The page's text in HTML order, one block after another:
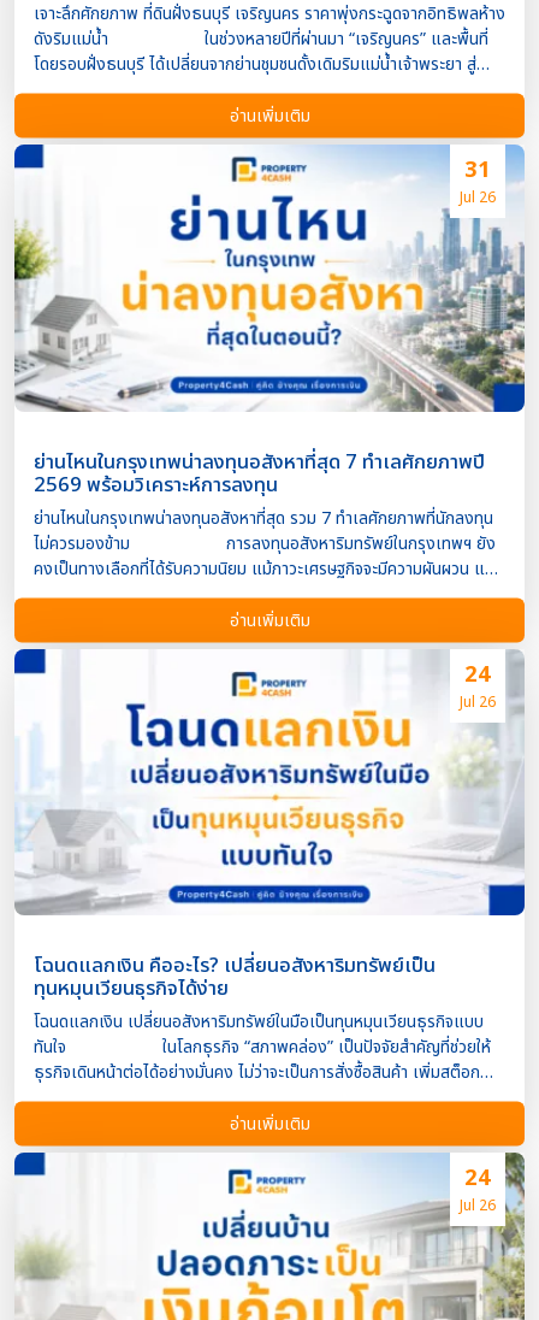
เจาะลึกศักยภาพ ที่ดินฝั่งธนบุรี เจริญนคร ราคาพุ่งกระฉูดจากอิทธิพลห้าง
ดังริมแม่น้ำ ในช่วงหลายปีที่ผ่านมา “เจริญนคร” และพื้นที่
โดยรอบฝั่งธนบุรี ได้เปลี่ยนจากย่านชุมชนดั้งเดิมริมแม่น้ำเจ้าพระยา สู่
ทำเลอสังหาริมทรัพย์ระดับพรีเมียมที่ได้รับความสนใจจากทั้งนักลงทุน ผู้
พัฒนาโครงการ และผู้ซื้อที่อยู่อาศัยอย่างต่อเนื่อง หนึ่งใน
ปัจจัยสำคัญคือการเกิดขึ้นของเมกะโปรเจกต์ริมแม่น้ำ ซึ่งช่วยยกระดับภาพ
ลักษณ์ของพื้นที่ให้กลายเป็นแลนด์มาร์กระดับโลก พร้อมทั้งดึงดูดเม็ดเงิน
ลงทุนในโครงการคอนโดมิเนียม โรงแรม อาคารสำนักงาน และโครงการ
มิกซ์ยูสตามมาอย่างต่อเนื่อง ส่งผลให้ราคาที่ดินในย่านเจริญนครและฝั่ง
ธนบุรีปรับตัวเพิ่มขึ้นอย่างมีนัยสำคัญ ทำไม “เจริญนคร” จึงกลายเป็น
ทำเลทองแห่งใหม่ของกรุงเทพฯ ความเปลี่ยนแปลงของ
พื้นที่ไม่ได้เกิดจากปัจจัยเพียงด้านเดียว แต่เป็นผลจากการพัฒนาเมืองใน
หลายมิติ ได้แก่ เมกะโปรเจกต์ริมแม่น้ำเป็นแรงดึงดูดการลงทุน การ
พัฒนาโครงการศูนย์การค้าขนาดใหญ่ริมแม่น้ำเจ้าพระยา ได้เปลี่ยนภาพ
ลักษณ์ของย่านเจริญนคร […]
อ่านเพิ่มเติม
31
Jul 26
ย่านไหนในกรุงเทพน่าลงทุนอสังหาที่สุด 7 ทำเลศักยภาพปี
2569 พร้อมวิเคราะห์การลงทุน
ย่านไหนในกรุงเทพน่าลงทุนอสังหาที่สุด รวม 7 ทำเลศักยภาพที่นักลงทุน
ไม่ควรมองข้าม การลงทุนอสังหาริมทรัพย์ในกรุงเทพฯ ยัง
คงเป็นทางเลือกที่ได้รับความนิยม แม้ภาวะเศรษฐกิจจะมีความผันผวน แต่
“ทำเล” ยังคงเป็นปัจจัยสำคัญที่สุดที่กำหนดทั้งมูลค่าในอนาคตและผล
ตอบแทนจากการปล่อยเช่า หากคุณกำลังมองหาคอนโดหรือ
บ้านเพื่อการลงทุน บทความนี้รวบรวม 7 ทำเลเด่นของกรุงเทพฯ ที่มี
ศักยภาพในการเติบโต ทั้งด้านราคา ความต้องการเช่า และการพัฒนา
โครงสร้างพื้นฐานอย่างต่อเนื่อง โดยย่านที่ได้รับความสนใจมักเป็นพื้นที่
ใกล้รถไฟฟ้า ศูนย์ธุรกิจ และโครงการมิกซ์ยูสขนาดใหญ่ ซึ่งช่วยสนับสนุน
ทั้งการเติบโตของราคาและอุปสงค์ด้านการเช่าในระยะยาว ปัจจัยที่ควร
พิจารณาก่อนเลือกทำเลลงทุน ก่อนตัดสินใจซื้ออสังหาริมทรัพย์ ควร
ประเมินปัจจัยต่อไปนี้ ใกล้รถไฟฟ้า BTS หรือ MRT มีแหล่งงานและ
อาคารสำนักงาน รายล้อมด้วยห้าง โรงพยาบาล และสถานศึกษา มี
โครงการพัฒนาเมืองหรือโครงสร้างพื้นฐานใหม่ ความต้องการเช่าสูงและ
มีอัตราผลตอบแทนที่เหมาะสม พระราม 9 – New CBD ของกรุงเทพฯ
พระราม 9 ยังคงเป็ […]
อ่านเพิ่มเติม
24
Jul 26
โฉนดแลกเงิน คืออะไร? เปลี่ยนอสังหาริมทรัพย์เป็น
ทุนหมุนเวียนธุรกิจได้ง่าย
โฉนดแลกเงิน เปลี่ยนอสังหาริมทรัพย์ในมือเป็นทุนหมุนเวียนธุรกิจแบบ
ทันใจ ในโลกธุรกิจ “สภาพคล่อง” เป็นปัจจัยสำคัญที่ช่วยให้
ธุรกิจเดินหน้าต่อได้อย่างมั่นคง ไม่ว่าจะเป็นการสั่งซื้อสินค้า เพิ่มสต็อก
ขยายกิจการ ลงทุนในเครื่องจักร หรือรองรับค่าใช้จ่ายฉุกเฉิน การมีเงิน
ทุนหมุนเวียนที่เพียงพอจึงเป็นสิ่งที่ผู้ประกอบการไม่ควรมองข้าม
สำหรับเจ้าของธุรกิจที่มีบ้าน ที่ดิน อาคารพาณิชย์ หรือ
อสังหาริมทรัพย์ที่ปลอดภาระ โฉนดแลกเงิน เป็นอีกหนึ่งทางเลือกในการ
เพิ่มสภาพคล่อง โดยเปลี่ยนมูลค่าของทรัพย์สินให้กลายเป็นเงินทุนก้อน
ใหญ่ได้อย่างรวดเร็ว โดยไม่จำเป็นต้องขายทรัพย์สินที่ถือครองอยู่ โฉนด
แลกเงินคืออะไร? โฉนดแลกเงินคือ สินเชื่อที่นำโฉนดที่ดิน
หรือเอกสารสิทธิ์ของอสังหาริมทรัพย์มาใช้เป็นหลักประกันในการขอวงเงิน
สินเชื่อ ผู้กู้ยังคงเป็นเจ้าของทรัพย์สินและสามารถใช้งานอสังหาริมทรัพย์
อ่านเพิ่มเติม
24
Jul 26